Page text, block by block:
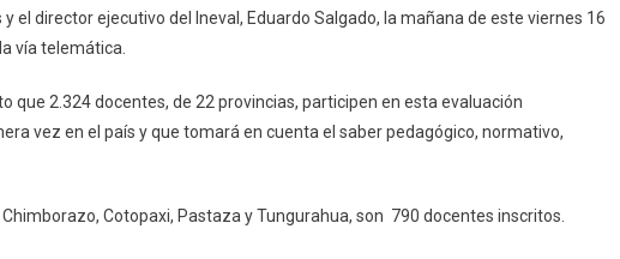
el director ejecutivo del Ineval, Eduardo Salgado, la mañana de este viernes 16
vía telemática.
que 2.324 docentes, de 22 provincias, participen en esta evaluación
vez en el país y que tomará en cuenta el saber pedagógico, normativo,
Cotopaxi, Pastaza y Tungurahua, son 790 docentes inscritos.